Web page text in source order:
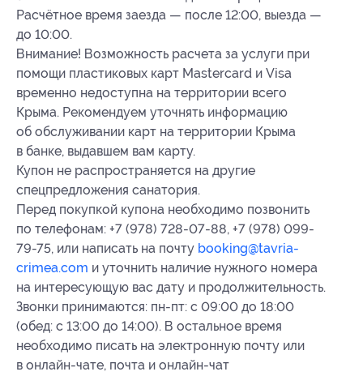
Расчётное время заезда — после 12:00, выезда —
до 10:00.
Внимание! Возможность расчета за услуги при
помощи пластиковых карт Mastercard и Visa
временно недоступна на территории всего
Крыма. Рекомендуем уточнять информацию
об обслуживании карт на территории Крыма
в банке, выдавшем вам карту.
Купон не распространяется на другие
спецпредложения санатория.
Перед покупкой купона необходимо позвонить
по телефонам: +7 (978) 728-07-88, +7 (978) 099-
79-75, или написать на почту booking@tavria-
crimea.com и уточнить наличие нужного номера
на интересующую вас дату и продолжительность.
Звонки принимаются: пн-пт: с 09:00 до 18:00
(обед: с 13:00 до 14:00). В остальное время
необходимо писать на электронную почту или
в онлайн-чате, почта и онлайн-чат